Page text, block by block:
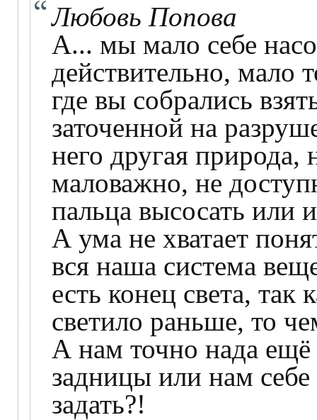
Любовь Попова
А... мы мало себе
действительно, мало
где вы собрались
заточенной на
него другая природа,
маловажно, не
пальца высосать или
А ума не хватает
вся наша система
есть конец света, так
светило раньше, то
А нам точно нада
задницы или нам
задать?!